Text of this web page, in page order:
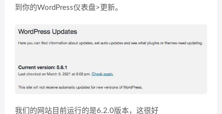
到你的WordPress仪表盘>更新。
我们的网站目前运行的是6.2.0版本，这很好